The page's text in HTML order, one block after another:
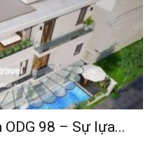
98 – Sự lựa...